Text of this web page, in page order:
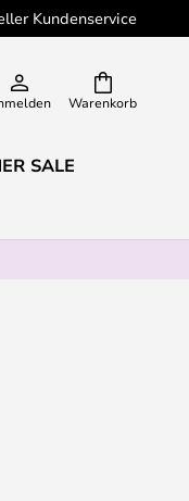
Kundenservice
Warenkorb
SALE